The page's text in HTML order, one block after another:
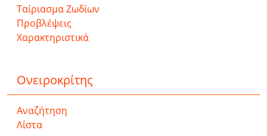
Ταίριασμα Ζωδίων
Προβλέψεις
Χαρακτηριστικά
Ονειροκρίτης
Αναζήτηση
Λίστα